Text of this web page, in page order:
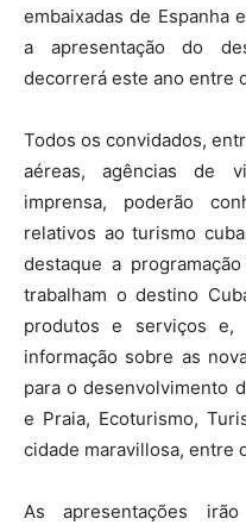
embaixadas de Espanha
a apresentação do
decorrerá este ano entre
Todos os convidados,
aéreas, agências de
imprensa, poderão
relativos ao turismo
destaque a
trabalham o destino
produtos e serviços
informação sobre as
para o desenvolvimento
e Praia, Ecoturismo,
cidade maravillosa, entre
As apresentações